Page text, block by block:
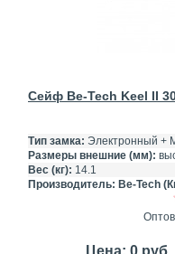
Сейф Be-Tech Keel II
Тип замка: Электронный +
Размеры внешние (мм):
Вес (кг): 14.1
Производитель: Be-Tech
Цена: 0 руб